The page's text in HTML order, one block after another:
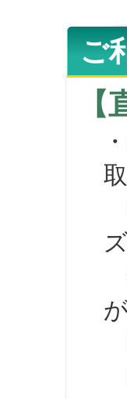
ご
・
※
※
※
※